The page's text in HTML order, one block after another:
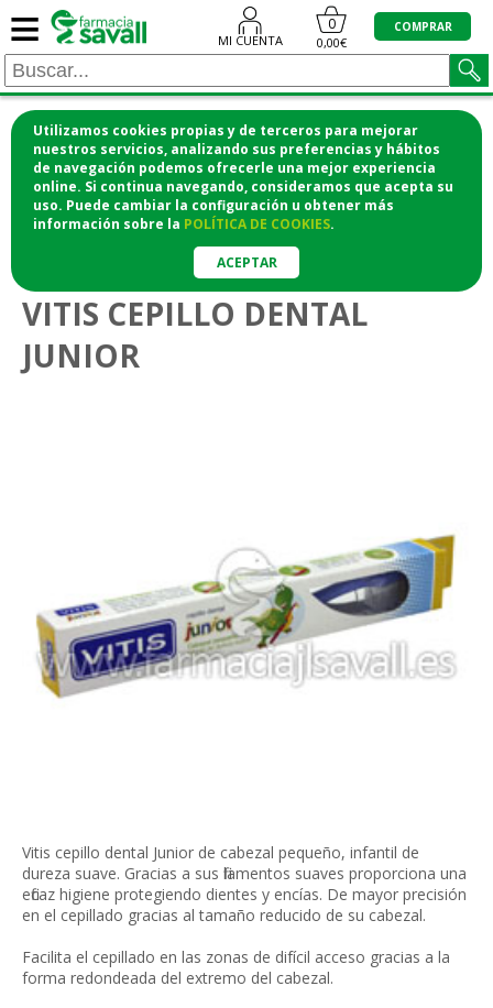
Utilizamos cookies propias y de terceros para mejorar
nuestros servicios, analizando sus preferencias y hábitos
de navegación podemos ofrecerle una mejor experiencia
online. Si continua navegando, consideramos que acepta su
uso. Puede cambiar la configuración u obtener más
información sobre la POLÍTICA DE COOKIES.
ACEPTAR
≡ MI CUENTA
0
0,00€
COMPRAR
¡COMPRA CÓMODAMENTE DESDE CASA Y RECOGE
EN LA FARMACIA!
o si lo prefieres te lo mandamos a casa
Higiene bucodental
VITIS CEPILLO DENTAL
JUNIOR
Vitis cepillo dental Junior de cabezal pequeño, infantil de
dureza suave. Gracias a sus filamentos suaves proporciona una
eficaz higiene protegiendo dientes y encías. De mayor precisión
en el cepillado gracias al tamaño reducido de su cabezal.
Facilita el cepillado en las zonas de difícil acceso gracias a la
forma redondeada del extremo del cabezal.